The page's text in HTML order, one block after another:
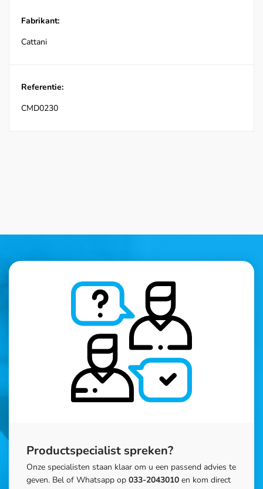
Fabrikant:
Cattani
Referentie:
CMD0230
Productspecialist spreken?
Onze specialisten staan klaar om u een passend advies te
geven. Bel of Whatsapp op 033-2043010 en kom direct